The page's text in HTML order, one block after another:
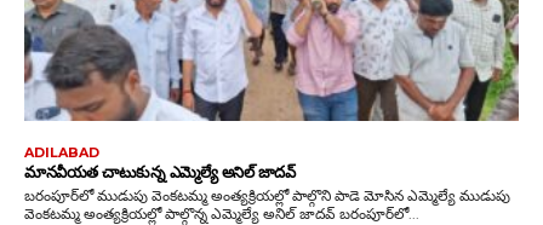
ADILABAD
మానవీయత చాటుకున్న ఎమ్మెల్యే అనిల్ జాదవ్
బరంపూర్‌లో ముడుపు వెంకటమ్మ అంత్యక్రియల్లో పాల్గొని పాడె మోసిన ఎమ్మెల్యే ముడుపు
వెంకటమ్మ అంత్యక్రియల్లో పాల్గొన్న ఎమ్మెల్యే అనిల్ జాదవ్ బరంపూర్‌లో...